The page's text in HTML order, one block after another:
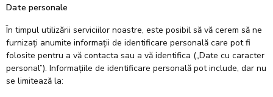
Date personale
În timpul utilizării serviciilor noastre, este posibil să vă cerem să ne
furnizați anumite informații de identificare personală care pot fi
folosite pentru a vă contacta sau a vă identifica („Date cu caracter
personal”). Informațiile de identificare personală pot include, dar nu
se limitează la: